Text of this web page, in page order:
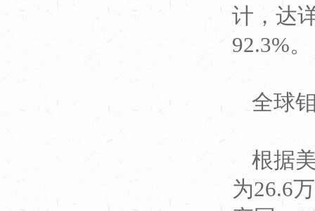
计，达
92.3%。
全球
根据
为26.6